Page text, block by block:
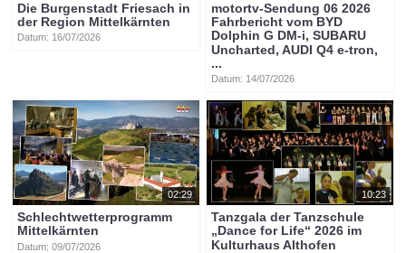
Die Burgenstadt Friesach in
der Region Mittelkärnten
Datum: 16/07/2026
motortv-Sendung 06 2026
Fahrbericht vom BYD
Dolphin G DM-i, SUBARU
Uncharted, AUDI Q4 e-tron,
...
Datum: 14/07/2026
02:29
Schlechtwetterprogramm
Mittelkärnten
Datum: 09/07/2026
10:23
Tanzgala der Tanzschule
„Dance for Life“ 2026 im
Kulturhaus Althofen